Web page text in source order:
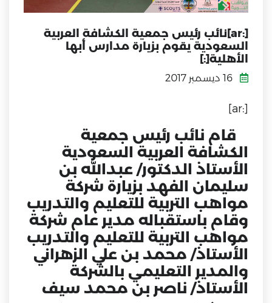
[:ar]نائب رئيس جمعية الكشافة العربية
السعودية يقوم بزيارة مدارس أبها
الأهلية[:]
[:ar]
قام نائب رئيس جمعية
الكشافة العربية السعودية
الأستاذ الدكتور/ عبدالله بن
سليمان الفهد بزيارة شركة
مواهب التربية للتعليم والتدريب
وقام باستقباله مدير عام شركة
مواهب التربية للتعليم والتدريب
الأستاذ/ محمد بن علي الزهراني
والمدير التعليمي بالشركة
الأستاذ/ ناصر بن محمد سيف